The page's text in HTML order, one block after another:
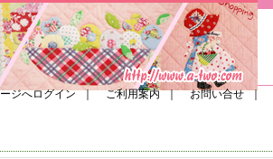
ジへログイン｜ ご利用案内｜ お問い合せ｜